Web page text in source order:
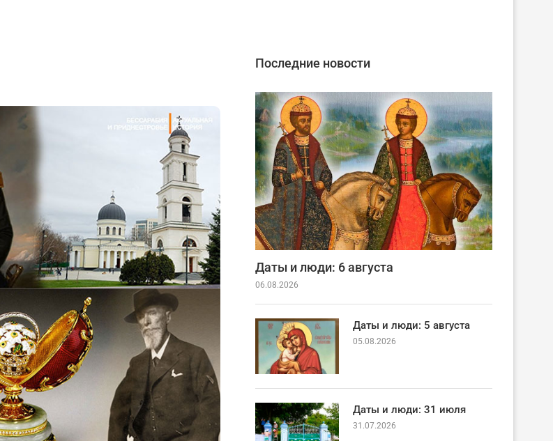
Последние новости
Даты и люди: 6 августа
06.08.2026
Даты и люди: 5 августа
05.08.2026
Даты и люди: 31 июля
31.07.2026